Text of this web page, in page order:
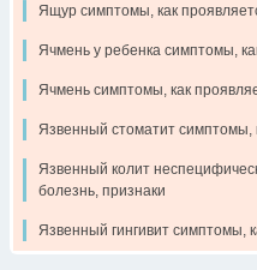
Ящур симптомы, как
Ячмень у ребенка симптомы,
Ячмень симптомы, как
Язвенный стоматит симптомы,
Язвенный колит
болезнь, признаки
Язвенный гингивит симптомы,